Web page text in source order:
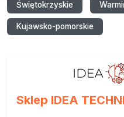
Świętokrzyskie
Kujawsko-pomorskie
Sklep IDEA